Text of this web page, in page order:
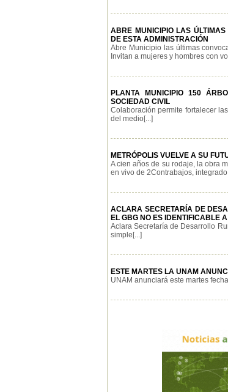
ABRE MUNICIPIO LAS
DE ESTA ADMINISTRACIÓN
Abre Municipio las últimas
Invitan a mujeres y hombres con
PLANTA MUNICIPIO 150
SOCIEDAD CIVIL
Colaboración permite fortalecer
del medio[...]
METRÓPOLIS VUELVE A SU
A cien años de su rodaje, la obra
en vivo de 2Contrabajos,
ACLARA SECRETARÍA DE
EL GBG NO ES IDENTIFICABLE
Aclara Secretaría de Desarrollo
simple[...]
ESTE MARTES LA UNAM
UNAM anunciará este martes